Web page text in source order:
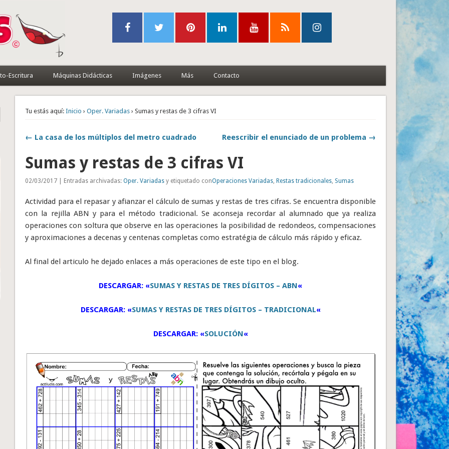
Escritura Máquinas Didácticas Imágenes Más Contacto
Tu estás aquí: Inicio ›Oper. Variadas › Sumas y restas de 3 cifras VI
← La casa de los múltiplos del metro cuadrado Reescribir el enunciado de un problema →
Sumas y restas de 3 cifras VI
02/03/2017 | Entradas archivadas:Oper. Variadas y etiquetado conOperaciones Variadas,Restas tradicionales, Sumas
Actividad para el repasar y afianzar el cálculo de sumas y restas de tres cifras. Se encuentra disponible
con la rejilla ABN y para el método tradicional. Se aconseja recordar al alumnado que ya realiza
operaciones con soltura que observe en las operaciones la posibilidad de redondeos, compensaciones
y aproximaciones a decenas y centenas completas como estratégia de cálculo más rápido y eficaz.
Al final del articulo he dejado enlaces a más operaciones de este tipo en el blog.
DESCARGAR: «SUMAS Y RESTAS DE TRES DÍGITOS – ABN«
DESCARGAR: «SUMAS Y RESTAS DE TRES DÍGITOS – TRADICIONAL«
DESCARGAR: «SOLUCIÓN«